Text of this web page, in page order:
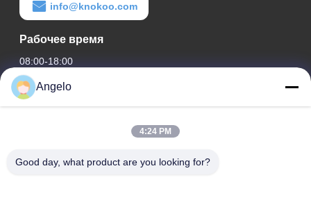
info@knokoo.com
Рабочее время
08:00-18:00
Наш адрес
Комната 1508, здание Taojing Business, улица Минбао,
провинция Гуандун
Angelo
4:24 PM
Good day, what product are you looking for?